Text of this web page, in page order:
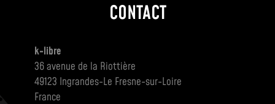
CONTACT
k-libre
36 avenue de la Riottière
49123 Ingrandes-Le Fresne-sur-Loire
France